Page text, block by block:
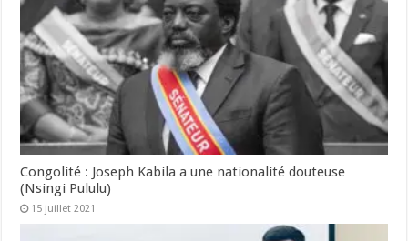
Congolité : Joseph Kabila a une nationalité douteuse
(Nsingi Pululu)
15 juillet 2021